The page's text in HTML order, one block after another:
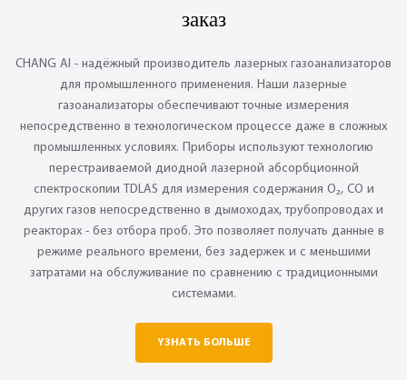
заказ
CHANG AI - надёжный производитель лазерных газоанализаторов
для промышленного применения. Наши лазерные
газоанализаторы обеспечивают точные измерения
непосредственно в технологическом процессе даже в сложных
промышленных условиях. Приборы используют технологию
перестраиваемой диодной лазерной абсорбционной
спектроскопии TDLAS для измерения содержания O₂, CO и
других газов непосредственно в дымоходах, трубопроводах и
реакторах - без отбора проб. Это позволяет получать данные в
режиме реального времени, без задержек и с меньшими
затратами на обслуживание по сравнению с традиционными
системами.
YЗНАТЬ БОЛЬШЕ